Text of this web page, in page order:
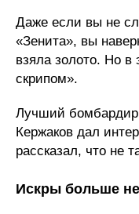
Даже если вы не
«Зенита», вы
взяла золото. Но в
скрипом».
Лучший бомбардир
Кержаков дал
рассказал, что не
Искры больше